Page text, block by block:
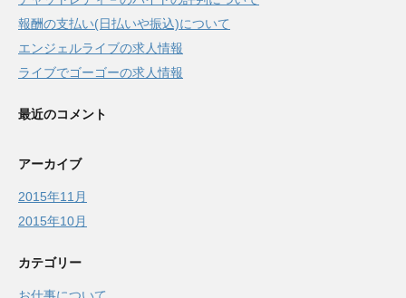
報酬の支払い(日払いや振込)について
エンジェルライブの求人情報
ライブでゴーゴーの求人情報
最近のコメント
アーカイブ
2015年11月
2015年10月
カテゴリー